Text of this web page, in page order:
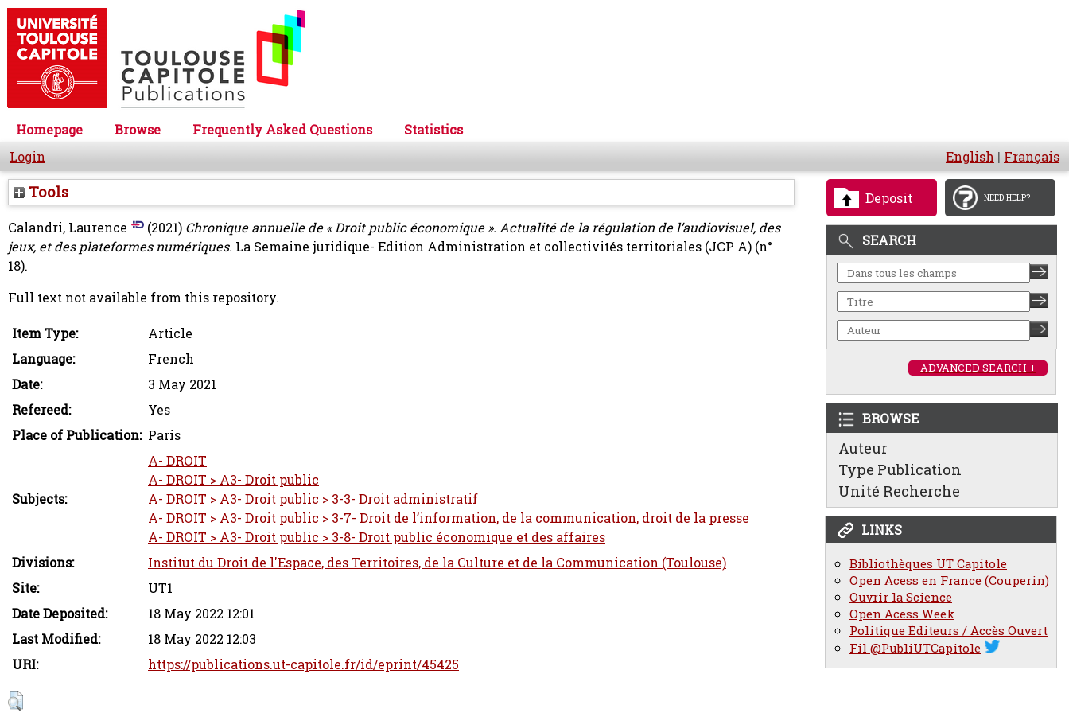
Homepage Browse Frequently Asked Questions
Statistics
Login
English | Français
Deposit NEED HELP?
SEARCH
ADVANCED SEARCH +
BROWSE
Auteur
Type Publication
Unité Recherche
LINKS
Bibliothèques UT Capitole
Open Acess en France (Couperin)
Ouvrir la Science
Open Acess Week
Politique Éditeurs / Accès Ouvert
Fil @PubliUTCapitole
Tools
Calandri, Laurence (2021) Chronique annuelle de « Droit public économique ». Actualité de la régulation de l’audiovisuel, des
jeux, et des plateformes numériques. La Semaine juridique- Edition Administration et collectivités territoriales (JCP A) (n°
18).
Full text not available from this repository.
Item Type:
Article
Language:
French
Date:
3 May 2021
Refereed:
Yes
Place of Publication: Paris
Subjects:
A- DROIT
A- DROIT > A3- Droit public
A- DROIT > A3- Droit public > 3-3- Droit administratif
A- DROIT > A3- Droit public > 3-7- Droit de l’information, de la communication, droit de la presse
A- DROIT > A3- Droit public > 3-8- Droit public économique et des affaires
Divisions:
Institut du Droit de l'Espace, des Territoires, de la Culture et de la Communication (Toulouse)
Site:
UT1
Date Deposited:
18 May 2022 12:01
Last Modified:
18 May 2022 12:03
URI:
https://publications.ut-capitole.fr/id/eprint/45425